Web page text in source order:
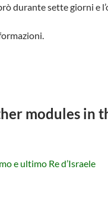
durante sette giorni e
modules in
e ultimo Re d’Israele